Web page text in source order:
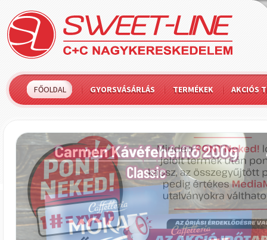
FŐOLDAL GYORSVÁSÁRLÁS TERMÉKEK AKCIÓS